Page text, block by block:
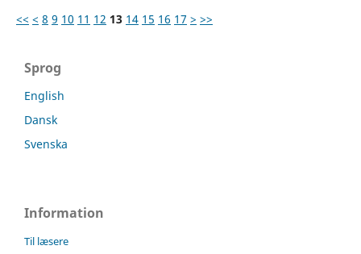
<< < 8 9 10 11 12 13 14 15 16 17 > >>
Sprog
English
Dansk
Svenska
Information
Til læsere